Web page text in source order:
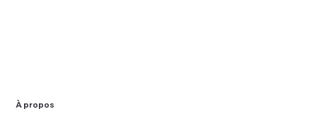
À propos